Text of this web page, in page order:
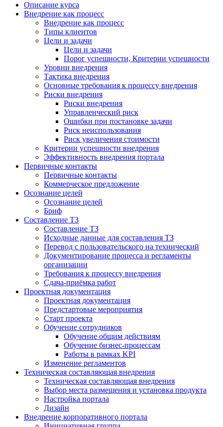
Описание курса
Внедрение как процесс
Внедрение как процесс
Типы клиентов
Цели и задачи
Цели и задачи
Порог успешности, Критерии успешности
Уровни внедрения
Тактика внедрения
Основные требования к процессу внедрения
Риски внедрения
Риски внедрения
Управленческий риск
Ошибки при постановке задачи
Риск неиспользования
Риск увеличения стоимости
Критерии успешности внедрения
Эффективность внедрения портала
Первичные контакты
Первичные контакты
Коммерческое предложение
Осознание целей
Осознание целей
Бриф
Составление ТЗ
Составление ТЗ
Исходные данные для составления ТЗ
Перевод с пользовательского на технический
Документирование процесса и регламенты
организации
Требования к процессу внедрения
Сдача-приёмка работ
Проектная документация
Проектная документация
Предстартовые мероприятия
Старт проекта
Обучение сотрудников
Обучение общим действиям
Обучение бизнес-процессам
Работы в рамках KPI
Изменение регламентов
Техническая составляющая внедрения
Техническая составляющая внедрения
Выбор места размещения и установка продукта
Настройка портала
Дизайн
Внедрение корпоративного портала